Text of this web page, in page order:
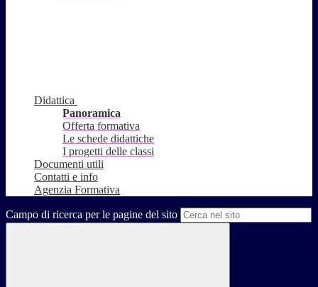
Didattica
Panoramica
Offerta formativa
Le schede didattiche
I progetti delle classi
Documenti utili
Contatti e info
Agenzia Formativa
Campo di ricerca per le pagine del sito